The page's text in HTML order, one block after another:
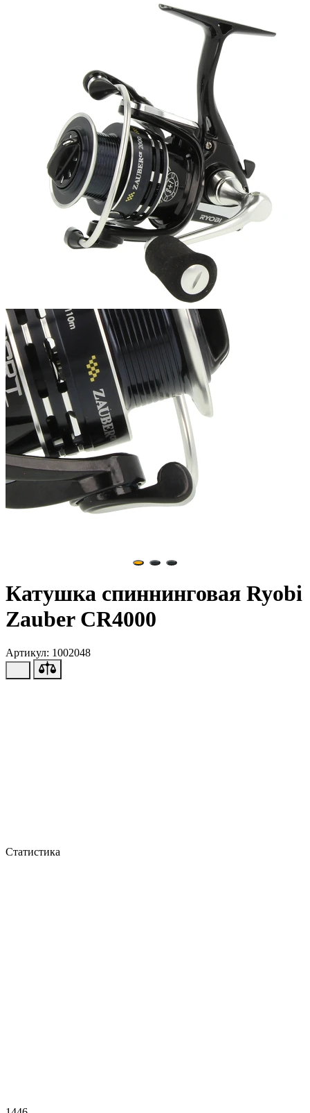
Катушка спиннинговая Ryobi
Zauber CR4000
Артикул: 1002048
Статистика